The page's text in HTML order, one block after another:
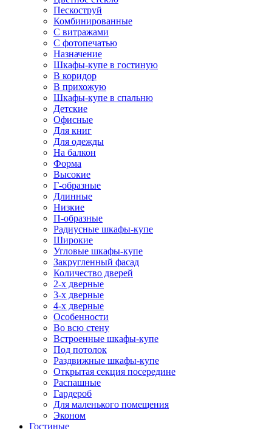
Пескоструй
Комбинированные
С витражами
С фотопечатью
Назначение
Шкафы-купе в гостиную
В коридор
В прихожую
Шкафы-купе в спальню
Детские
Офисные
Для книг
Для одежды
На балкон
Форма
Высокие
Г-образные
Длинные
Низкие
П-образные
Радиусные шкафы-купе
Широкие
Угловые шкафы-купе
Закругленный фасад
Количество дверей
2-х дверные
3-х дверные
4-х дверные
Особенности
Во всю стену
Встроенные шкафы-купе
Под потолок
Раздвижные шкафы-купе
Открытая секция посередине
Распашные
Гардероб
Для маленького помещения
Эконом
Гостиные